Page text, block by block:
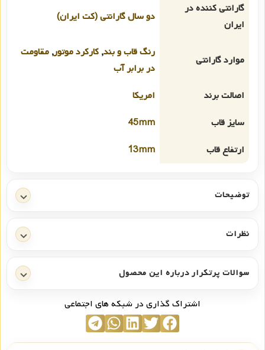
گارانتی کننده در
ایران
دو سال گارانتی (کت ایران)
موارد گارانتی
رنگ قاب و بند, کارکرد موتور, مقاومت
در برابر آب
اصالت برند
امریکا
سایز قاب
45mm
ارتفاع قاب
13mm
توضیحات
نظرات
سوالات پرتکرار درباره این محصول
اشتراک گذاری در شبکه های اجتماعی